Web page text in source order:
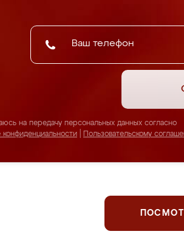
на передачу персональных данных согласно
конфиденциальности
Пользовательскому